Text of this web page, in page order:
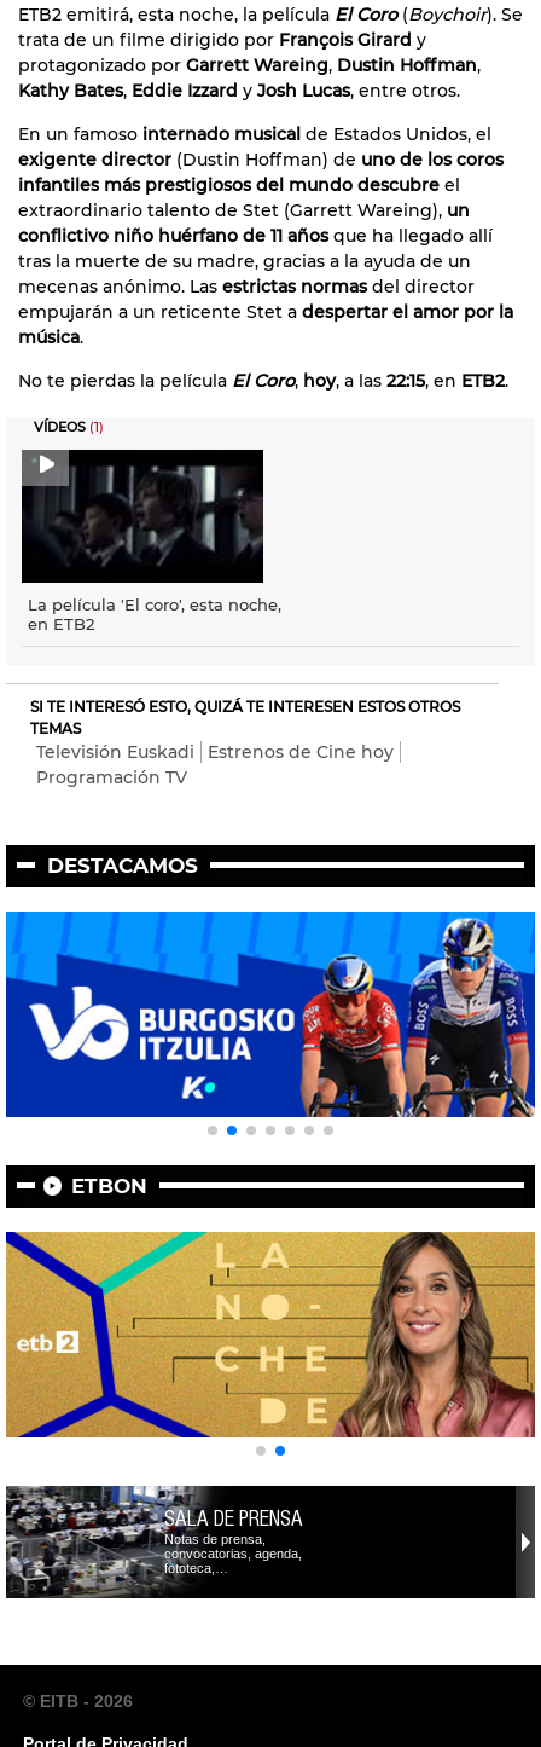
ETB2 emitirá, esta noche, la película El Coro(Boychoir). Se
trata de un filme dirigido por François Girard y
protagonizado por Garrett Wareing, Dustin Hoffman,
Kathy Bates, Eddie Izzard y Josh Lucas, entre otros.
En un famoso internado musical de Estados Unidos, el
exigente director (Dustin Hoffman) de uno de los coros
infantiles más prestigiosos del mundo descubre el
extraordinario talento de Stet (Garrett Wareing), un
conflictivo niño huérfano de 11 añosque ha llegado allí
tras la muerte de su madre, gracias a la ayuda de un
mecenas anónimo. Las estrictas normasdel director
empujarán a un reticente Stet a despertar el amor por la
música.
No te pierdas la película El Coro, hoy, a las 22:15, en ETB2.
VÍDEOS (1)
La película 'El coro', esta noche,
en ETB2
SI TE INTERESÓ ESTO, QUIZÁ TE INTERESEN ESTOS OTROS
TEMAS
Televisión Euskadi
Estrenos de Cine hoy
Programación TV
DESTACAMOS
ETBON
SALA DE PRENSA
Notas de prensa,
convocatorias, agenda,
fototeca,…
© EITB - 2026